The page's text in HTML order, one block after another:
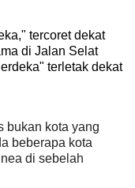
tercoret dekat
di Jalan Selat
terletak dekat
bukan kota yang
beberapa kota
di sebelah